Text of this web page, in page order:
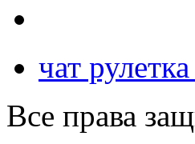
чат
Все права